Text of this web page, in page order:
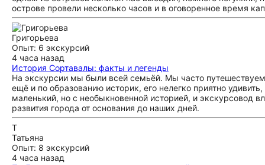
острове провели несколько часов и в оговоренное время
Григорьева
Опыт: 6 экскурсий
4 часа назад
История Сортавалы: факты и легенды
На экскурсии мы были всей семьёй. Мы часто
ещё и по образованию историк, его нелегко приятно
маленький, но с необыкновенной историей, и экскурсовод
развития города от основания до наших дней.
Т
Татьяна
Опыт: 8 экскурсий
4 часа назад